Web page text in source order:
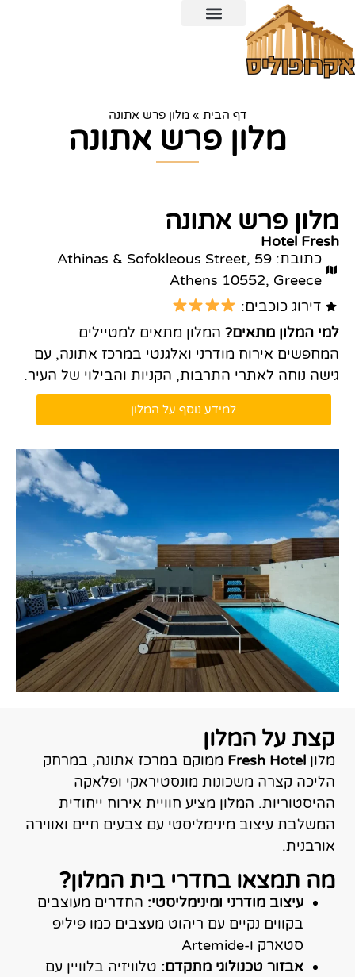
דף הבית »מלון פרש אתונה
מלון פרש אתונה
מלון פרש אתונה
Hotel Fresh
כתובת: 59 Athinas & Sofokleous Street,
Athens 10552, Greece
דירוג כוכבים:
למי המלון מתאים? המלון מתאים למטיילים
המחפשים אירוח מודרני ואלגנטי במרכז אתונה, עם
גישה נוחה לאתרי התרבות, הקניות והבילוי של העיר.​
למידע נוסף על המלון
קצת על המלון
מלון Fresh Hotel ממוקם במרכז אתונה, במרחק
הליכה קצרה משכונות מונסטיראקי ופלאקה
ההיסטוריות. המלון מציע חוויית אירוח ייחודית
המשלבת עיצוב מינימליסטי עם צבעים חיים ואווירה
אורבנית.
מה תמצאו בחדרי בית המלון?
עיצוב מודרני ומינימליסטי: החדרים מעוצבים
בקווים נקיים עם ריהוט מעצבים כמו פיליפ
סטארק ו-Artemide
אבזור טכנולוגי מתקדם: טלוויזיה בלוויין עם